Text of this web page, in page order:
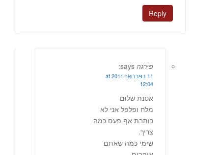
Reply
פירגה says:
11 בפברואר 2011 at
12:04
אסנת שלום
מלח ופלפל אני לא
כותבת אף פעם כמה
צריך.
שימי כמה שאתם